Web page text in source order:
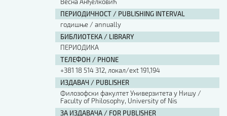
ПЕРИОДИЧНОСТ / PUBLISHING INTERVAL
годишње / annually
БИБЛИОТЕКА / LIBRARY
ПЕРИОДИКА
ТЕЛЕФОН / PHONE
+381 18 514 312, локал/ext 191,194
ИЗДАВАЧ / PUBLISHER
Филозофски факултет Универзитета у Нишу /
Faculty of Philosophy, University of Nis
ЗА ИЗДАВАЧА / FOR PUBLISHER